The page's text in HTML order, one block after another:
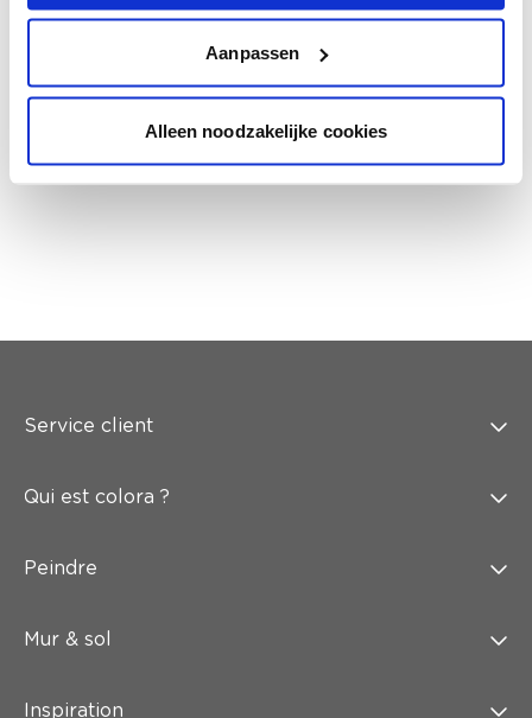
Aanpassen
Alleen noodzakelijke cookies
l'éclairage et de votre mobilier.
Obtenez un contrôle technologique de vos
Service client
Qui est colora ?
Peindre
Mur & sol
Inspiration